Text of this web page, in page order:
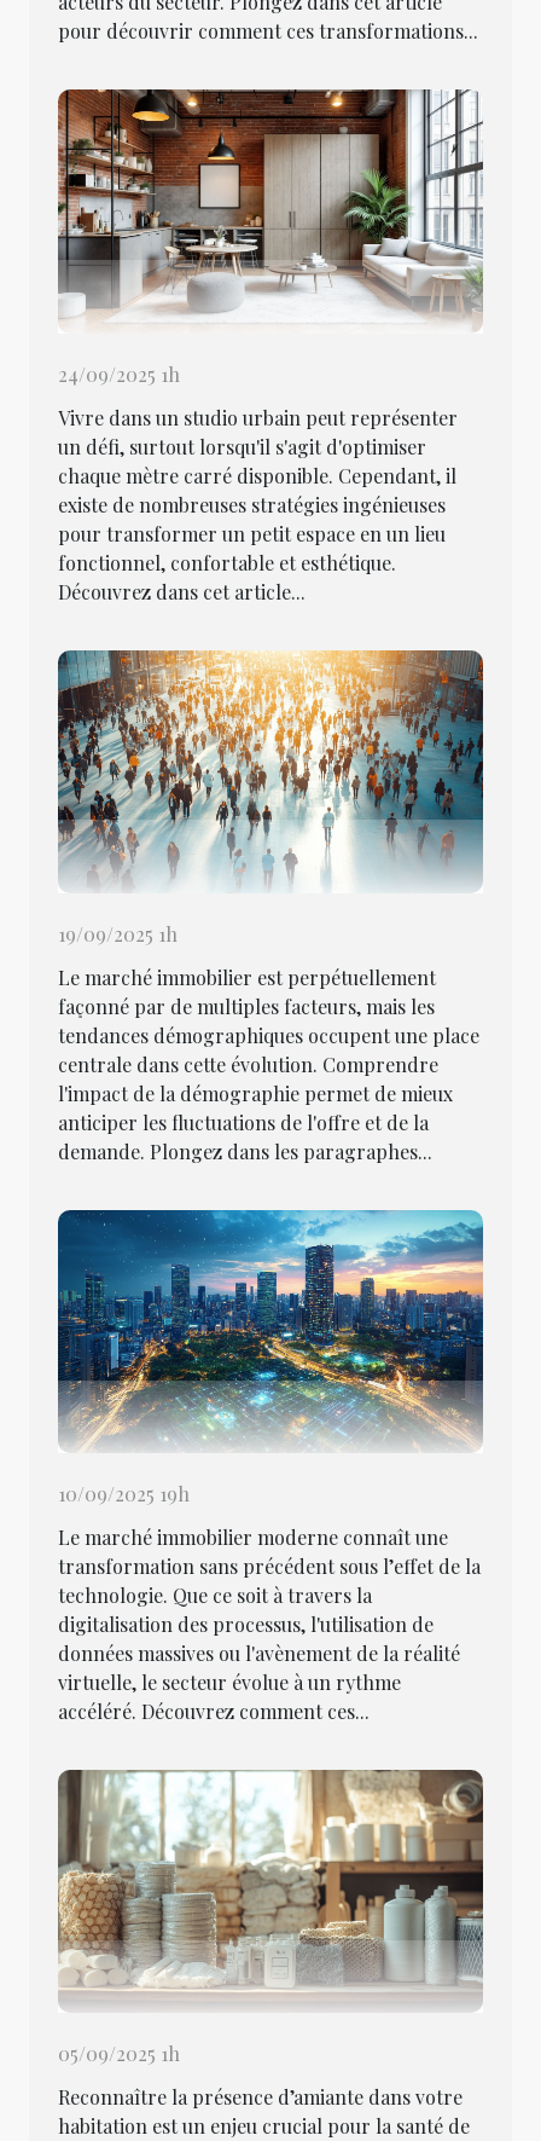
pour découvrir comment ces transformations...
24/09/2025 1h
Vivre dans un studio urbain peut représenter
un défi, surtout lorsqu'il s'agit d'optimiser
chaque mètre carré disponible. Cependant, il
existe de nombreuses stratégies ingénieuses
pour transformer un petit espace en un lieu
fonctionnel, confortable et esthétique.
Découvrez dans cet article...
19/09/2025 1h
Le marché immobilier est perpétuellement
façonné par de multiples facteurs, mais les
tendances démographiques occupent une place
centrale dans cette évolution. Comprendre
l'impact de la démographie permet de mieux
anticiper les fluctuations de l'offre et de la
demande. Plongez dans les paragraphes...
10/09/2025 19h
Le marché immobilier moderne connaît une
transformation sans précédent sous l’effet de la
technologie. Que ce soit à travers la
digitalisation des processus, l'utilisation de
données massives ou l'avènement de la réalité
virtuelle, le secteur évolue à un rythme
accéléré. Découvrez comment ces...
05/09/2025 1h
Reconnaître la présence d’amiante dans votre
habitation est un enjeu crucial pour la santé de